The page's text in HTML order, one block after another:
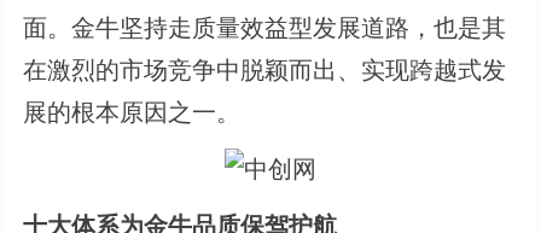
面。金牛坚持走质量效益型发展道路，也是其
在激烈的市场竞争中脱颖而出、实现跨越式发
展的根本原因之一。
十大体系为金牛品质保驾护航